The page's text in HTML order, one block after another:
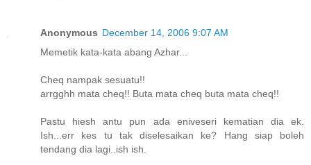
Anonymous December 14, 2006 9:07 AM
Memetik kata-kata abang Azhar...
Cheq nampak sesuatu!!
arrgghh mata cheq!! Buta mata cheq buta mata cheq!!
Pastu hiesh antu pun ada eniveseri kematian dia ek.
Ish...err kes tu tak diselesaikan ke? Hang siap boleh
tendang dia lagi..ish ish.